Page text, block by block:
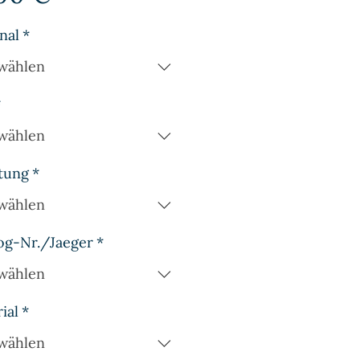
*
*
Nr./Jaeger*
*